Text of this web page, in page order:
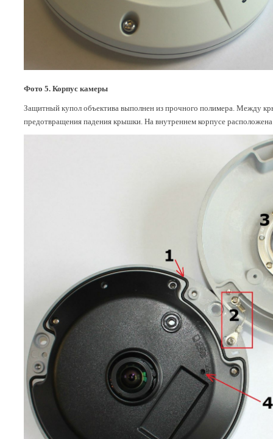
Фото 5. Корпус камеры
Защитный купол объектива выполнен из прочного полимера. Между
предотвращения падения крышки. На внутреннем корпусе